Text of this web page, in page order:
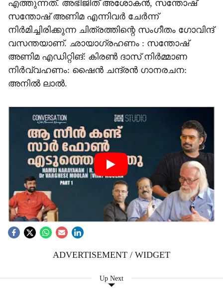
എത്തുന്നത്. അഭിജിത് അശോകൻ, സന്തോഷ്
സന്തോഷ് അണിമ എന്നിവർ ചേർന്ന്
നിർമിച്ചിരിക്കുന്ന ചിത്രത്തിന്റെ സംഗീതം ഗോവിന്ദ്
വസന്തയാണ്. ഛായാഗ്രഹണം : സന്തോഷ്
അണിമ എഡിറ്റിങ്: കിരൺ ദാസ് നിർമ്മാണ
നിർവ്വഹണം: ഷൈൻ ചന്ദ്രൻ ഗാനരചന:
അനിൽ ലാൽ.
ADVERTISEMENT / WIDGET
Up Next